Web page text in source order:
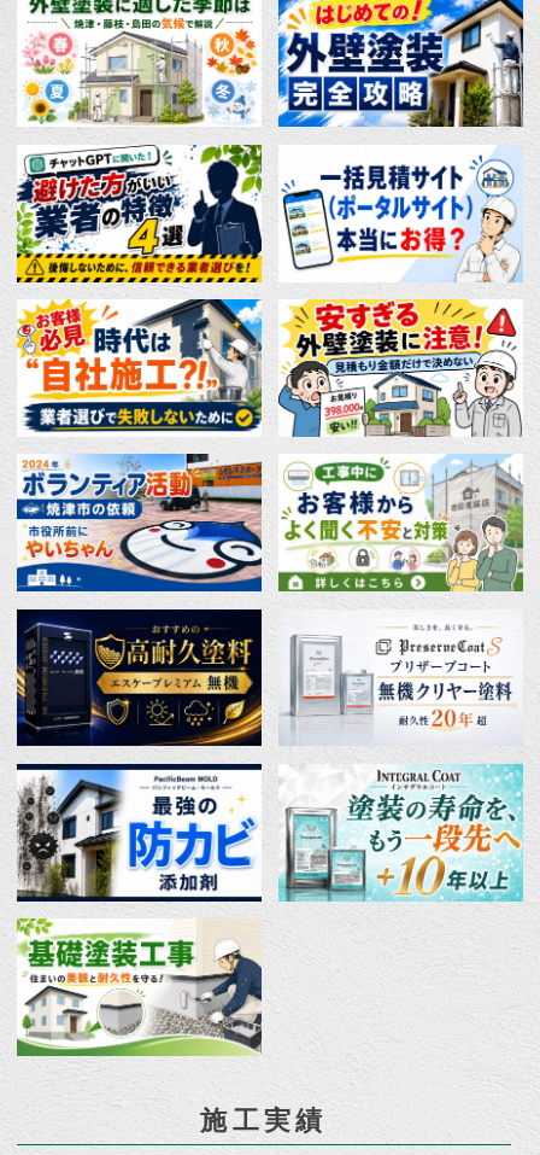
施工実績